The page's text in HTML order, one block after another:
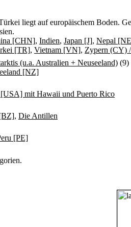
liegt auf europäischem Boden.
[CHN], Indien, Japan [J], Nepal
[TR], Vietnam [VN], Zypern (CY)
(u.a. Australien + Neuseeland) (9)
[NZ]
mit Hawaii und Puerto Rico
, Die Antillen
[PE]